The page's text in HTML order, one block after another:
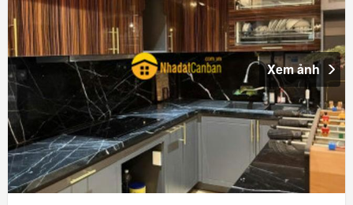
Xem ảnh